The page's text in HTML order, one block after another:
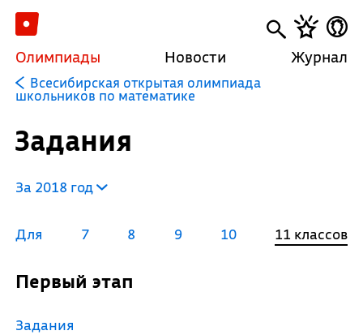
Олимпиады Новости Журнал
Всесибирская открытая олимпиада
школьников по математике
Задания
За 2018 год
Для 7 8 9 10 11 классов
Первый этап
Задания